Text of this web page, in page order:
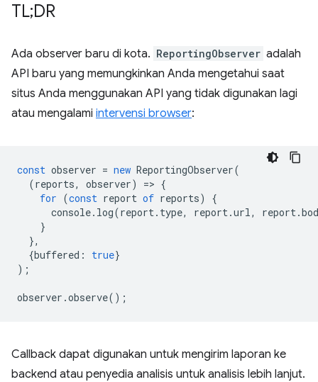
TL;DR
Ada observer baru di kota. ReportingObserver adalah
API baru yang memungkinkan Anda mengetahui saat
situs Anda menggunakan API yang tidak digunakan lagi
atau mengalami intervensi browser:
const observer = new ReportingObserver(
(reports, observer) => {
for (const report of reports)
{
console. log(report. type, report.url, report.
}
},
{buffered : true}
);
observer .observe();
Callback dapat digunakan untuk mengirim laporan ke
backend atau penyedia analisis untuk analisis lebih lanjut.